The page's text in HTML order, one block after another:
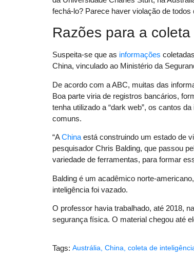
fechá-lo? Parece haver violação de todos
Razões para a coleta
Suspeita-se que as informações
China, vinculado ao Ministério da
De acordo com a ABC, muitas das
Boa parte viria de registros bancários,
tenha utilizado a “dark web”, os cantos
comuns.
“AChina está construindo um estado de
pesquisador Chris Balding, que passou
variedade de ferramentas, para formar
Balding é um acadêmico norte-
inteligência foi vazado.
O professor havia trabalhado, até 2018,
segurança física. O material chegou até
Tags: Austrália, China, coleta de